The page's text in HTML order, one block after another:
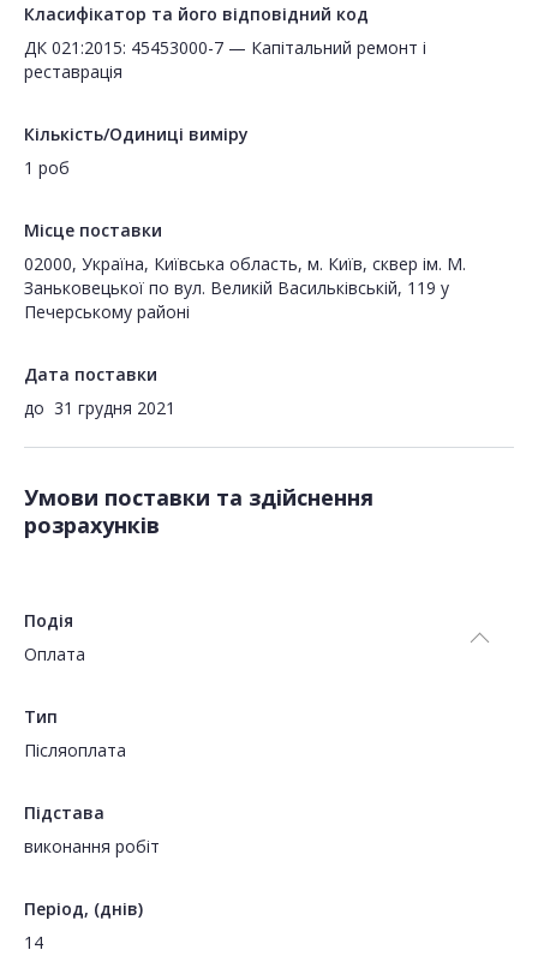
Класифікатор та його відповідний код
ДК 021:2015: 45453000-7 — Капітальний ремонт і
реставрація
Кількість/Одиниці виміру
1 роб
Місце поставки
02000, Україна, Київська область, м. Київ, сквер ім. М.
Заньковецької по вул. Великій Васильківській, 119 у
Печерському районі
Дата поставки
до 31 грудня 2021
Умови поставки та здійснення
розрахунків
Подія
Оплата
Тип
Пiсляоплата
Підстава
виконання робіт
Період, (днів)
14